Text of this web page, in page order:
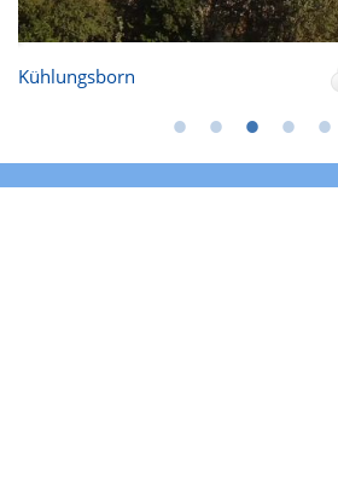
Kühlungsborn